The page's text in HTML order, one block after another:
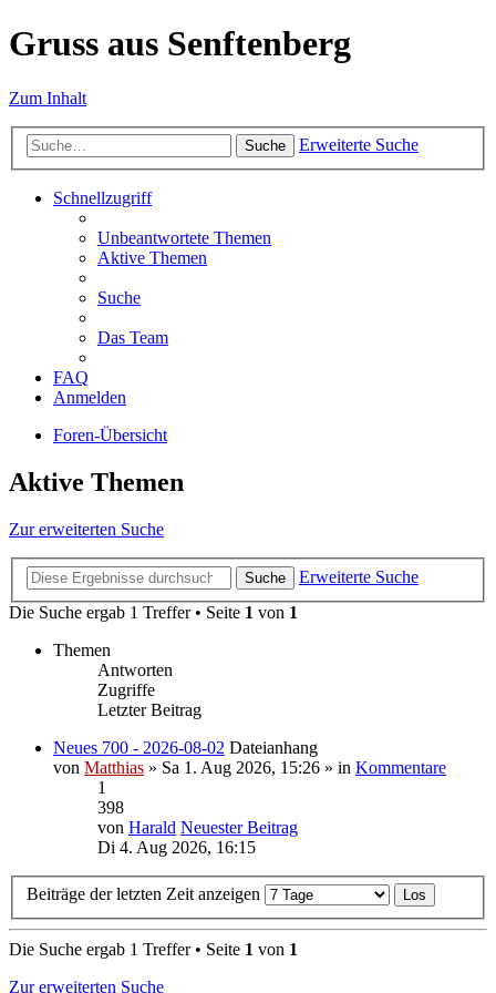
Gruss aus Senftenberg
Zum Inhalt
Suche Erweiterte Suche
Schnellzugriff
Unbeantwortete Themen
Aktive Themen
Suche
Das Team
FAQ
Anmelden
Foren-Übersicht
Aktive Themen
Zur erweiterten Suche
Suche
Erweiterte Suche
Die Suche ergab 1 Treffer • Seite 1 von 1
Themen
Antworten
Zugriffe
Letzter Beitrag
Neues 700 - 2026-08-02 Dateianhang
von Matthias » Sa 1. Aug 2026, 15:26 » in Kommentare
1
398
von Harald Neuester Beitrag
Di 4. Aug 2026, 16:15
Beiträge der letzten Zeit anzeigen
Die Suche ergab 1 Treffer • Seite 1 von 1
Zur erweiterten Suche